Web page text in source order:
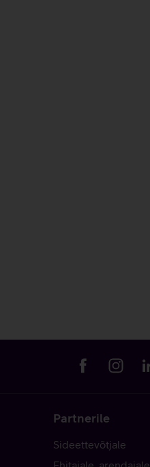
Partnerile
Sideettevõtjale